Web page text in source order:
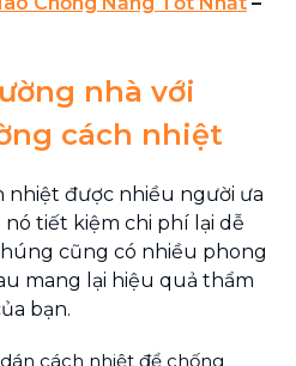
nhà với
cách nhiệt
nhiệt được nhiều người ưa
tiết kiệm chi phí lại dễ
cũng có nhiều phong
mang lại hiệu quả thẩm
bạn.